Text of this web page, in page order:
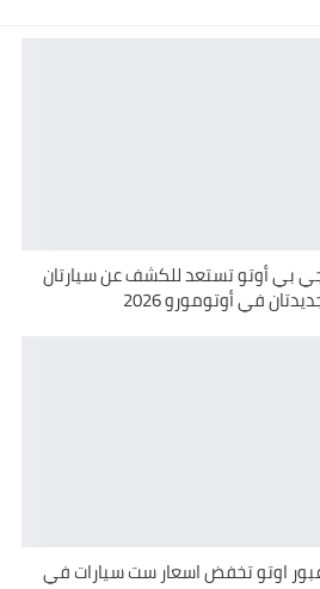
بي أوتو تستعد للكشف عن سيارتان
في أوتومورو 2026
اوتو تخفض اسعار ست سيارات في